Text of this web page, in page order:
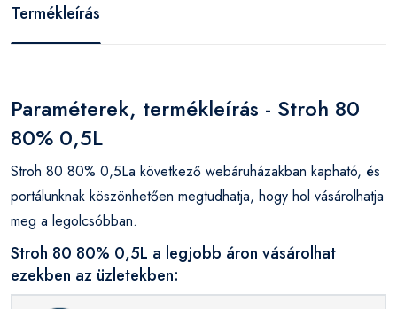
Termékleírás
Paraméterek, termékleírás - Stroh 80
80% 0,5L
Stroh 80 80% 0,5La következő webáruházakban kapható, és
portálunknak köszönhetően megtudhatja, hogy hol vásárolhatja
meg a legolcsóbban.
Stroh 80 80% 0,5L a legjobb áron vásárolhat
ezekben az üzletekben: